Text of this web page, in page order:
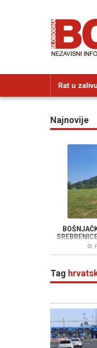
Rat u
Najnovije
progovorio
Tag